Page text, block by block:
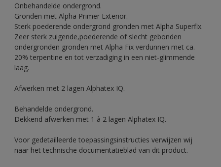
Onbehandelde ondergrond.
Gronden met Alpha Primer Exterior.
Sterk poederende ondergrond gronden met Alpha Superfix.
Zeer sterk zuigende,poederende of slecht gebonden
ondergronden gronden met Alpha Fix verdunnen met ca.
20% terpentine en tot verzadiging in een niet-glimmende
laag.
Afwerken met 2 lagen Alphatex IQ.
Behandelde ondergrond.
Dekkend afwerken met 1 à 2 lagen Alphatex IQ.
Voor gedetailleerde toepassingsinstructies verwijzen wij
naar het technische documentatieblad van dit product.